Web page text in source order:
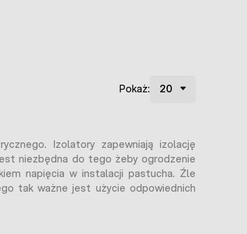
Pokaż:
Izolatory zapewniają izolację
niezbędna do tego żeby ogrodzenie
napięcia w instalacji pastucha. Źle
tak ważne jest użycie odpowiednich